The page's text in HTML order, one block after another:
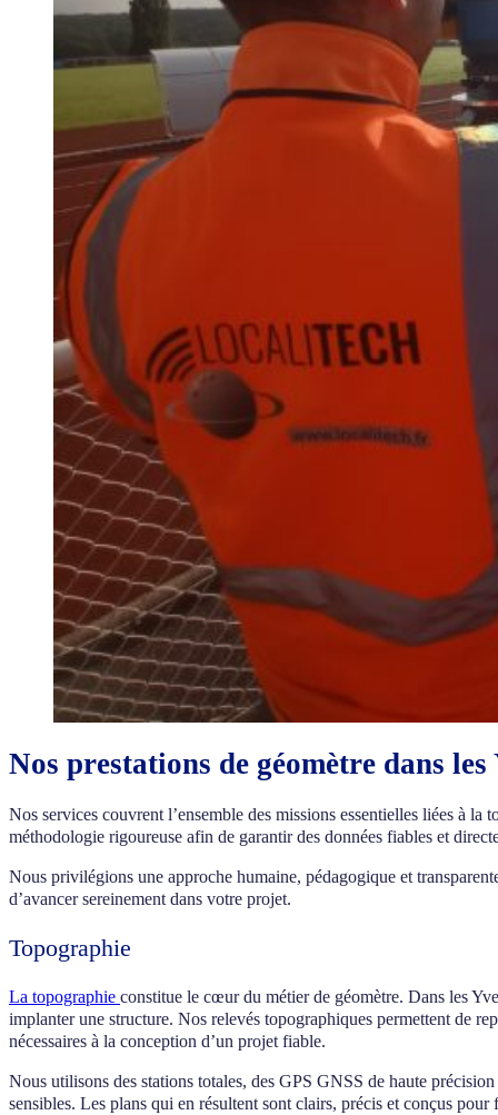
Nos prestations de géomètre dans les
Nos services couvrent l’ensemble des missions essentielles liées à
méthodologie rigoureuse afin de garantir des données fiables et
Nous privilégions une approche humaine, pédagogique et
d’avancer sereinement dans votre projet.
Topographie
La topographie constitue le cœur du métier de géomètre. Dans les
implanter une structure. Nos relevés topographiques permettent de
nécessaires à la conception d’un projet fiable.
Nous utilisons des stations totales, des GPS GNSS de haute
sensibles. Les plans qui en résultent sont clairs, précis et conçus